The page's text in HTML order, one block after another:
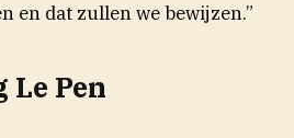
en dat zullen we bewijzen.”
Pen